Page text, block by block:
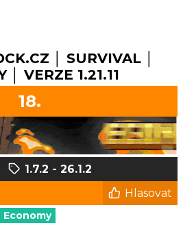
│ SURVIVAL │
│ VERZE 1.21.11
18.
1.7.2 - 26.1.2
Hlasovat
Economy